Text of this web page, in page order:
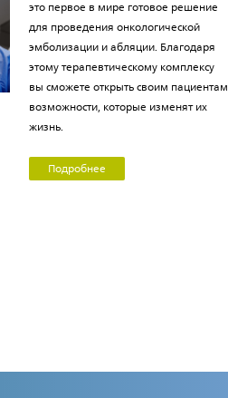
это первое в мире готовое решение
для проведения онкологической
эмболизации и абляции. Благодаря
этому терапевтическому комплексу
вы сможете открыть своим пациентам
возможности, которые изменят их
жизнь.
Подробнее